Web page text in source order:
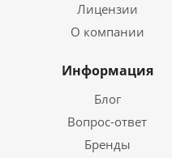
Лицензии
О компании
Информация
Блог
Вопрос-ответ
Бренды